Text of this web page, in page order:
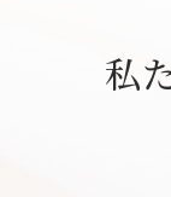
私